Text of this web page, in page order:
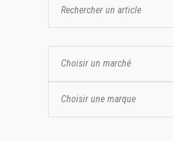
Choisir un marché
Choisir une marque